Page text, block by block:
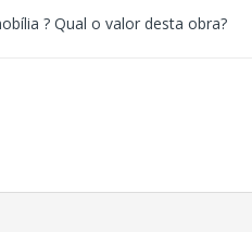
? Qual o valor desta obra?